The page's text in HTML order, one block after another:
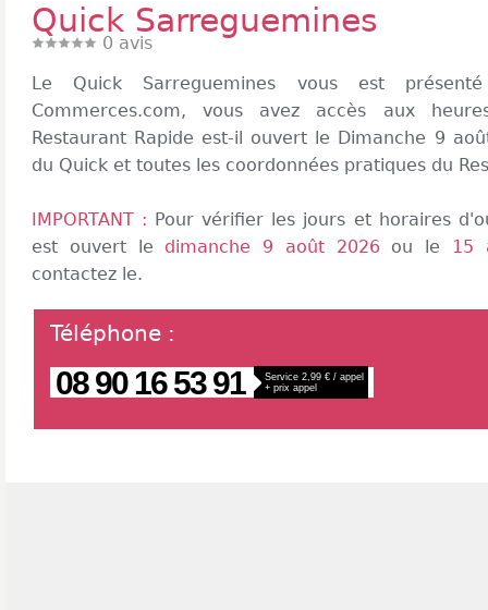
Quick Sarreguemines
0 avis
Le Quick Sarreguemines vous est
Commerces.com, vous avez accès aux
Restaurant Rapide est-il ouvert le Dimanche 9
du Quick et toutes les coordonnées pratiques du
IMPORTANT : Pour vérifier les jours et horaires
est ouvert le dimanche 9 août 2026ou le 15
contactez le.
Téléphone :
08 90 16 53 91
Service 2,99 € / appel
+ prix appel